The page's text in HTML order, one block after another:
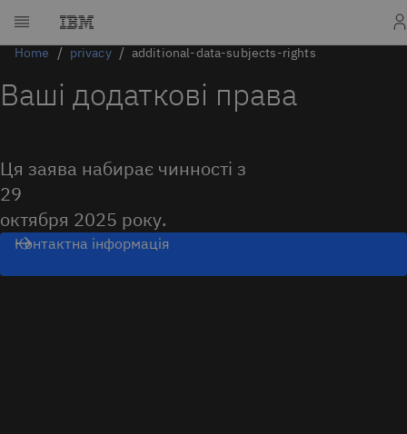
Home privacy additional-data-subjects-rights
Ваші додаткові права
Ця заява набирає чинності з
29
октября 2025 року.
Контактна інформація